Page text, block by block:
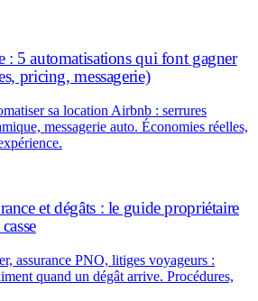
: 5 automatisations qui font gagner
pricing, messagerie)
sa location Airbnb : serrures
messagerie auto. Économies réelles,
et dégâts : le guide propriétaire
assurance PNO, litiges voyageurs :
quand un dégât arrive. Procédures,